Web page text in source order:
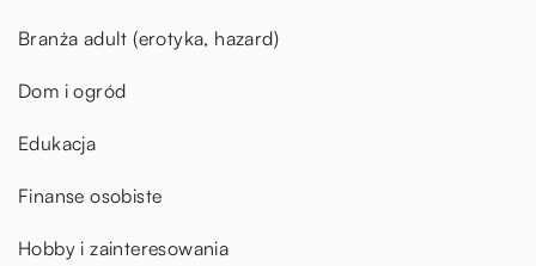
Branża adult (erotyka, hazard)
Dom i ogród
Edukacja
Finanse osobiste
Hobby i zainteresowania